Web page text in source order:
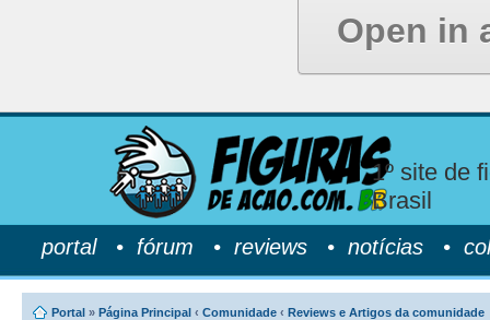
Open in
1º site de
Brasil
portal• fórum • reviews • notícias •
Portal » Página Principal ‹ Comunidade ‹ Reviews e Artigos da comunidade